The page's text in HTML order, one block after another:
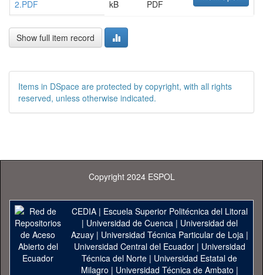
2.PDF
kB
PDF
Show full item record
Items in DSpace are protected by copyright, with all rights
reserved, unless otherwise indicated.
Copyright 2024 ESPOL
CEDIA| Escuela Superior Politécnica del Litoral
| Universidad de Cuenca| Universidad del
Azuay| Universidad Técnica Particular de Loja|
Universidad Central del Ecuador| Universidad
Técnica del Norte | Universidad Estatal de
Milagro | Universidad Técnica de Ambato |